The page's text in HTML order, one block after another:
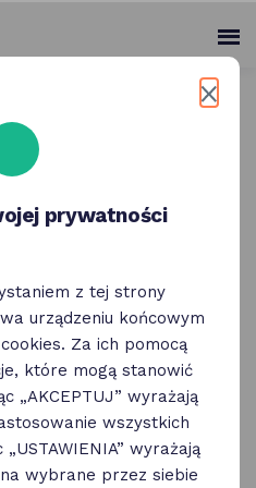
Panel
wygasł?
korzystaj
ważności statusu
OK Poznań. Osoby,
na kolejny rok, mogą
benefitów, w tym
w Strefie
prywatności
z tej strony
urządzeniu końcowym
Za ich pomocą
które mogą stanowić
„AKCEPTUJ” wyrażają
wszystkich
wyrażają
wybrane przez siebie